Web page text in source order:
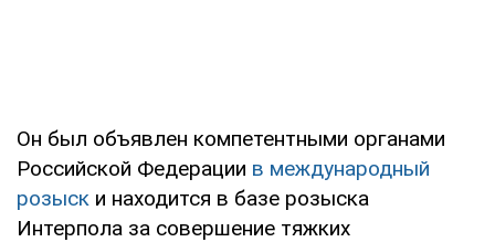
Он был объявлен компетентными органами
Российской Федерации в международный
розыск и находится в базе розыска
Интерпола за совершение тяжких